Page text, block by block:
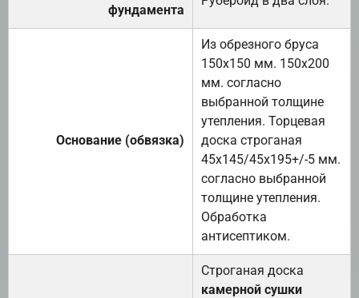
фундамента
Основание (обвязка)
Из обрезного бруса
150х150 мм. 150х200
мм. согласно
выбранной толщине
утепления. Торцевая
доска строганая
45х145/45х195+/-5 мм.
согласно выбранной
толщине утепления.
Обработка
антисептиком.
Строганая доска
камерной сушки